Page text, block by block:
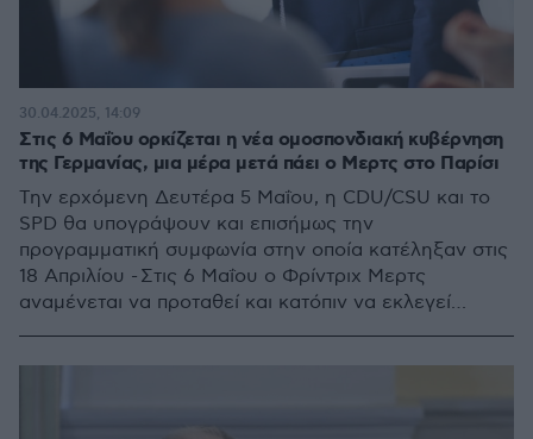
Στις 6 Μαΐου ορκίζεται η νέα ομοσπονδιακή κυβέρνηση
της Γερμανίας, μια μέρα μετά πάει ο Μερτς στο Παρίσι
Την ερχόμενη Δευτέρα 5 Μαΐου, η CDU/CSU και το
SPD θα υπογράψουν και επισήμως την
προγραμματική συμφωνία στην οποία κατέληξαν στις
18 Απριλίου - Στις 6 Μαΐου ο Φρίντριχ Μερτς
αναμένεται να προταθεί και κατόπιν να εκλεγεί
30.04.2025, 14:09